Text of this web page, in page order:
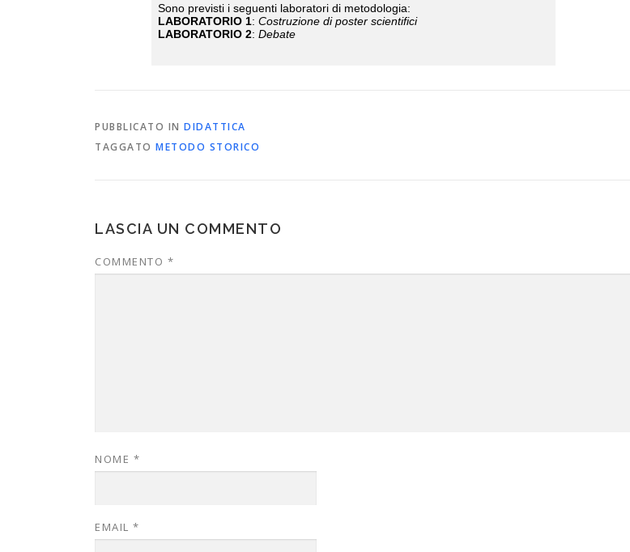
Sono previsti i seguenti laboratori di metodologia:
LABORATORIO 1: Costruzione di poster scientifici
LABORATORIO 2: Debate
PUBBLICATO IN DIDATTICA
TAGGATO METODO STORICO
LASCIA UN COMMENTO
COMMENTO *
NOME *
EMAIL *